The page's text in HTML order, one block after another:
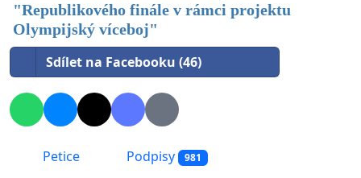
"Republikového finále v rámci projektu
Olympijský víceboj"
Sdílet na Facebooku (46)
Petice Podpisy 981